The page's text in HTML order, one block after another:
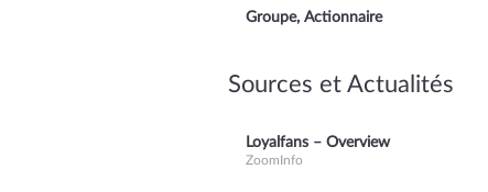
Groupe, Actionnaire
Sources et Actualités
Loyalfans – Overview
ZoomInfo